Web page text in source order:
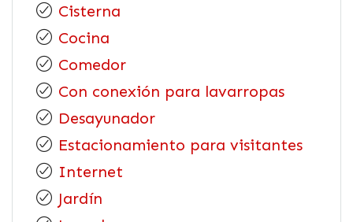
Cisterna
Cocina
Comedor
Con conexión para lavarropas
Desayunador
Estacionamiento para visitantes
Internet
Jardín